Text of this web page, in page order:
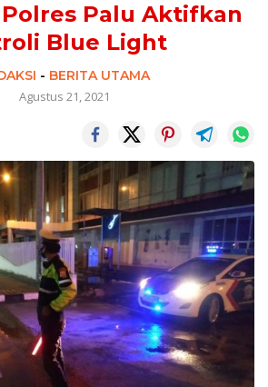
Palu Aktifkan
Blue Light
- BERITA UTAMA
Agustus 21, 2021